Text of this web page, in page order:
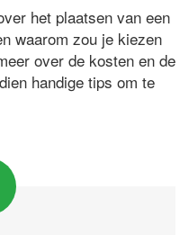
het plaatsen van een
waarom zou je kiezen
over de kosten en de
handige tips om te